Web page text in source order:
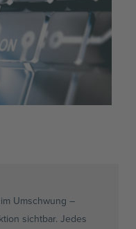
Umschwung –
sichtbar. Jedes